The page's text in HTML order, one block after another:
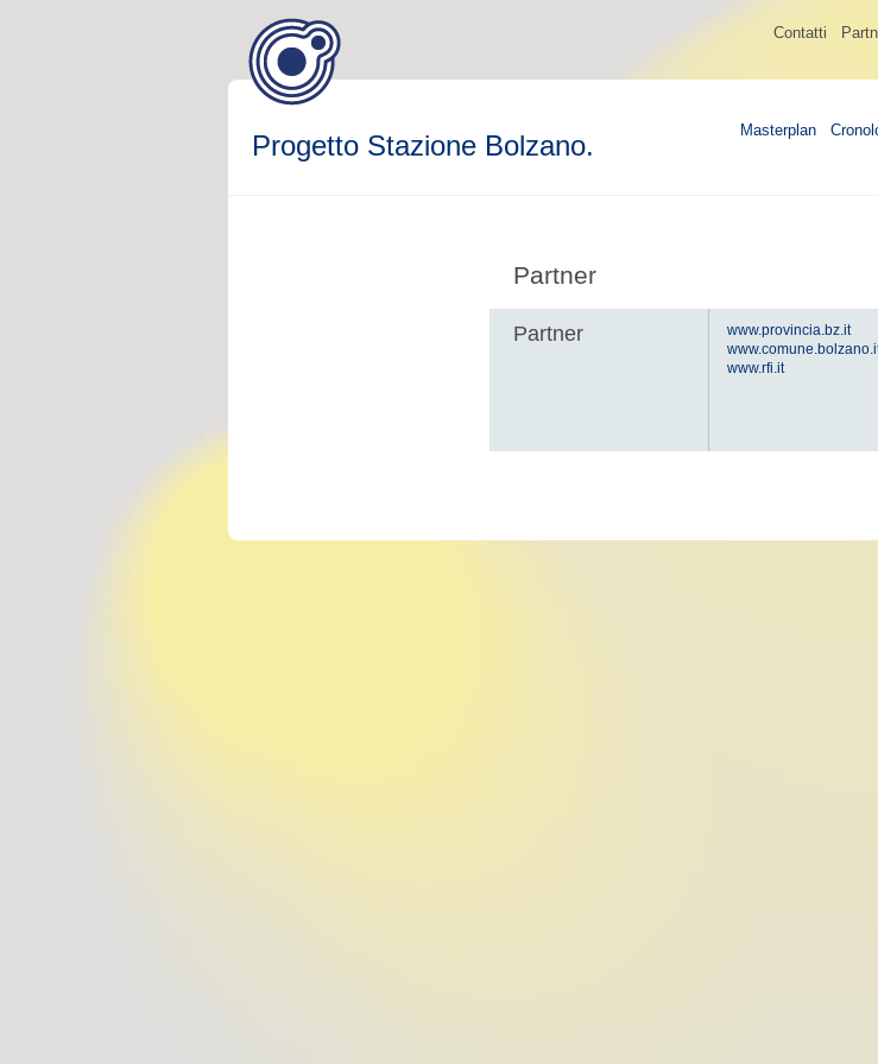
Contatti
Progetto Stazione Bolzano. Masterplan
Partner
Partner
www.provincia.bz.it
www.rfi.it